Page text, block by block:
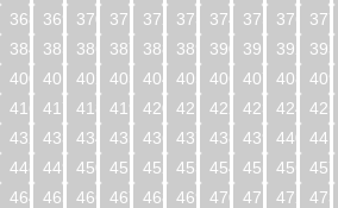
368
369 370 371 372 373 374 375 376 377
384
385 386 387 388 389 390 391 392 393
400
401 402 403 404 405 406 407 408 409
416
417 418 419 420 421 422 423 424 425
432
433 434 435 436 437 438 439 440 441
448
449 450 451 452 453 454 455 456 457
464
465 466 467 468 469 470 471 472 473